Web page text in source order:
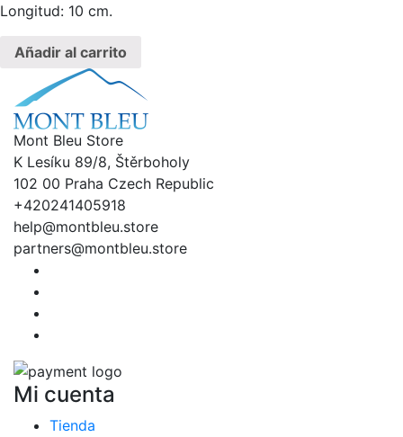
Longitud: 10 cm.
Añadir al carrito
Mont Bleu Store
K Lesíku 89/8, Štěrboholy
102 00 Praha Czech Republic
+420241405918
help@montbleu.store
partners@montbleu.store
Mi cuenta
Tienda